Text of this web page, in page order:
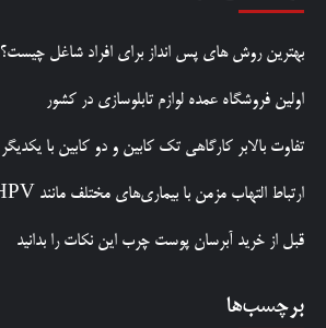
بهترین روش‌ های پس‌ انداز برای افراد شاغل چیست؟
اولین فروشگاه عمده لوازم تابلوسازی در کشور
تفاوت بالابر کارگاهی تک کابین و دو کابین با یکدیگر
ارتباط التهاب مزمن با بیماری‌های مختلف مانند HPV
قبل از خرید آبرسان پوست چرب این نکات را بدانید
برچسب‌ها